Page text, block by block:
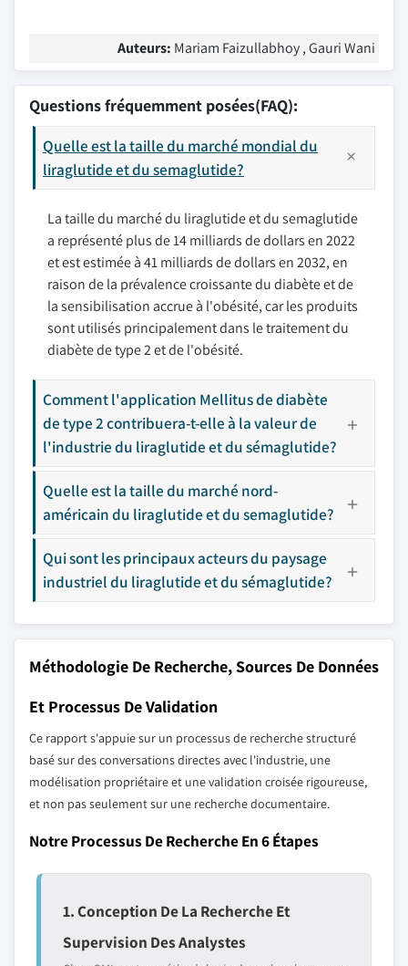
Auteurs: Mariam Faizullabhoy , Gauri Wani
Questions fréquemment posées(FAQ):
Quelle est la taille du marché mondial du
liraglutide et du semaglutide?
La taille du marché du liraglutide et du semaglutide
a représenté plus de 14 milliards de dollars en 2022
et est estimée à 41 milliards de dollars en 2032, en
raison de la prévalence croissante du diabète et de
la sensibilisation accrue à l'obésité, car les produits
sont utilisés principalement dans le traitement du
diabète de type 2 et de l'obésité.
Comment l'application Mellitus de diabète
de type 2 contribuera-t-elle à la valeur de
l'industrie du liraglutide et du sémaglutide?
Quelle est la taille du marché nord-
américain du liraglutide et du semaglutide?
Qui sont les principaux acteurs du paysage
industriel du liraglutide et du sémaglutide?
Méthodologie De Recherche, Sources De Données
Et Processus De Validation
Ce rapport s'appuie sur un processus de recherche structuré
basé sur des conversations directes avec l'industrie, une
modélisation propriétaire et une validation croisée rigoureuse,
et non pas seulement sur une recherche documentaire.
Notre Processus De Recherche En 6 Étapes
1. Conception De La Recherche Et
Supervision Des Analystes